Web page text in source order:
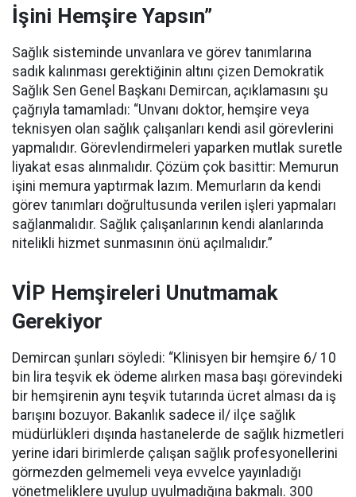
İşini Hemşire Yapsın”
Sağlık sisteminde unvanlara ve görev tanımlarına
sadık kalınması gerektiğinin altını çizen Demokratik
Sağlık Sen Genel Başkanı Demircan, açıklamasını şu
çağrıyla tamamladı: “Unvanı doktor, hemşire veya
teknisyen olan sağlık çalışanları kendi asil görevlerini
yapmalıdır. Görevlendirmeleri yaparken mutlak suretle
liyakat esas alınmalıdır. Çözüm çok basittir: Memurun
işini memura yaptırmak lazım. Memurların da kendi
görev tanımları doğrultusunda verilen işleri yapmaları
sağlanmalıdır. Sağlık çalışanlarının kendi alanlarında
nitelikli hizmet sunmasının önü açılmalıdır.”
VİP Hemşireleri Unutmamak
Gerekiyor
Demircan şunları söyledi: “Klinisyen bir hemşire 6/ 10
bin lira teşvik ek ödeme alırken masa başı görevindeki
bir hemşirenin aynı teşvik tutarında ücret alması da iş
barışını bozuyor. Bakanlık sadece il/ ilçe sağlık
müdürlükleri dışında hastanelerde de sağlık hizmetleri
yerine idari birimlerde çalışan sağlık profesyonellerini
görmezden gelmemeli veya evvelce yayınladığı
yönetmeliklere uyulup uyulmadığına bakmalı. 300